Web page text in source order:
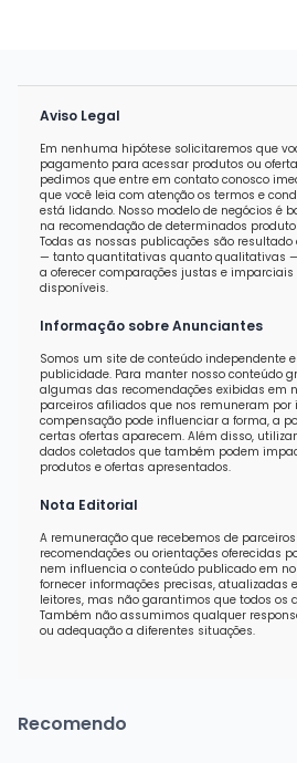
Aviso Legal
Em nenhuma hipótese solicitaremos que
pagamento para acessar produtos ou
pedimos que entre em contato conosco
que você leia com atenção os termos e
está lidando. Nosso modelo de negócios é
na recomendação de determinados
Todas as nossas publicações são
— tanto quantitativas quanto qualitativas —
a oferecer comparações justas e imparciais
disponíveis.
Informação sobre Anunciantes
Somos um site de conteúdo independente
publicidade. Para manter nosso conteúdo
algumas das recomendações exibidas em
parceiros afiliados que nos remuneram por
compensação pode influenciar a forma, a
certas ofertas aparecem. Além disso,
dados coletados que também podem
produtos e ofertas apresentados.
Nota Editorial
A remuneração que recebemos de
recomendações ou orientações oferecidas
nem influencia o conteúdo publicado em
fornecer informações precisas, atualizadas
leitores, mas não garantimos que todos os
Também não assumimos qualquer
ou adequação a diferentes situações.
Recomendo